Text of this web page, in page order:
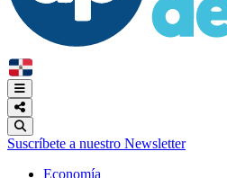
Suscríbete a nuestro Newsletter
Economía